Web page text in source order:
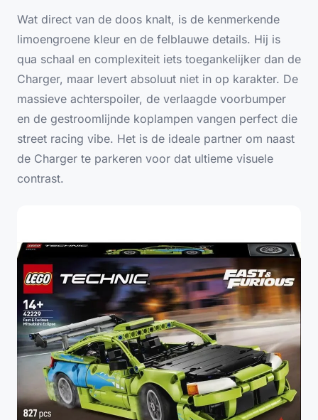
Wat direct van de doos knalt, is de kenmerkende
limoengroene kleur en de felblauwe details. Hij is
qua schaal en complexiteit iets toegankelijker dan de
Charger, maar levert absoluut niet in op karakter. De
massieve achterspoiler, de verlaagde voorbumper
en de gestroomlijnde koplampen vangen perfect die
street racing vibe. Het is de ideale partner om naast
de Charger te parkeren voor dat ultieme visuele
contrast.